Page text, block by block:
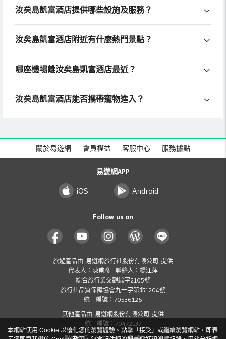
汝矣島凱富酒店提供哪些設施及服務？
汝矣島凱富酒店附近有什麼熱門景點？
哪座機場離汝矣島凱富酒店最近？
汝矣島凱富酒店能否攜帶寵物進入？
關於易遊網 會員權益 客服中心 服務據點
易遊網APP
iOS Android
Follow us on
旅遊產品由 易遊網旅行社股份有限公司 提供
代表人：陳甫彥 聯絡人：楊江萍
綜合旅行業交觀綜字2105號
旅行社品質保障協會九一字第北1204號
統一編號：70536126
其他產品由 易遊網股份有限公司 提供
統一編號：70472137
本網站使用 Cookie 以優化您的瀏覽體驗。點擊「接受」或繼續瀏覽網站，即表